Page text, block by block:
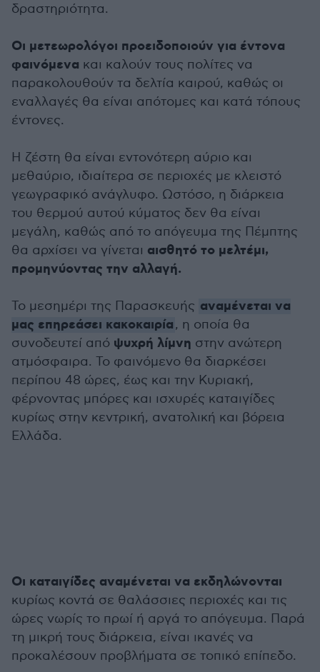
δραστηριότητα.
Οι μετεωρολόγοι προειδοποιούν για έντονα
φαινόμενα και καλούν τους πολίτες να
παρακολουθούν τα δελτία καιρού, καθώς οι
εναλλαγές θα είναι απότομες και κατά τόπους
έντονες.
Η ζέστη θα είναι εντονότερη αύριο και
μεθαύριο, ιδιαίτερα σε περιοχές με κλειστό
γεωγραφικό ανάγλυφο. Ωστόσο, η διάρκεια
του θερμού αυτού κύματος δεν θα είναι
μεγάλη, καθώς από το απόγευμα της Πέμπτης
θα αρχίσει να γίνεται αισθητό το μελτέμι,
προμηνύοντας την αλλαγή.
Το μεσημέρι της Παρασκευής αναμένεται να
μας επηρεάσει κακοκαιρία, η οποία θα
συνοδευτεί από ψυχρή λίμνη στην ανώτερη
ατμόσφαιρα. Το φαινόμενο θα διαρκέσει
περίπου 48 ώρες, έως και την Κυριακή,
φέρνοντας μπόρες και ισχυρές καταιγίδες
κυρίως στην κεντρική, ανατολική και βόρεια
Ελλάδα.
Οι καταιγίδες αναμένεται να εκδηλώνονται
κυρίως κοντά σε θαλάσσιες περιοχές και τις
ώρες νωρίς το πρωί ή αργά το απόγευμα. Παρά
τη μικρή τους διάρκεια, είναι ικανές να
προκαλέσουν προβλήματα σε τοπικό επίπεδο.